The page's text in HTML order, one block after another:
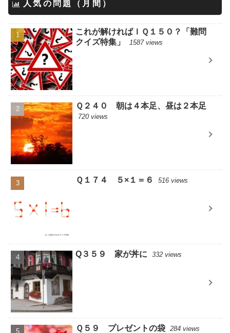
人気の問題（月間）
これが解ければＩＱ１５０？「難問
クイズ特集」
1587 views
Ｑ２４０ 朝は４本足、昼は２本足
720 views
Ｑ１７４ ５×１＝６ 516 views
Q３５９ 家が丼に 332 views
Ｑ５９ プレゼントの袋 284 views